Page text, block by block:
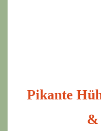
Pikante
&